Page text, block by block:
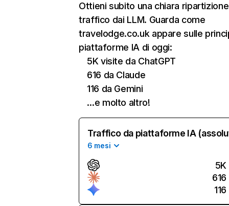
Ottieni subito una chiara
traffico dai LLM. Guarda come
travelodge.co.uk appare sulle
piattaforme IA di oggi:
5K visite da ChatGPT
616 da Claude
116 da Gemini
…e molto altro!
Traffico da piattaforme IA
6 mesi
5K
616
116